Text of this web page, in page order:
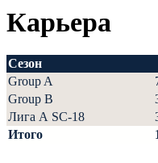
Карьера
Сезон
Group A
Group B
Лига А SC-18
Итого